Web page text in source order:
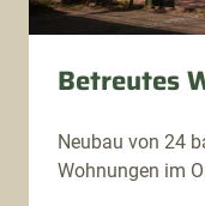
Betreutes
Neubau von 24
Wohnungen im